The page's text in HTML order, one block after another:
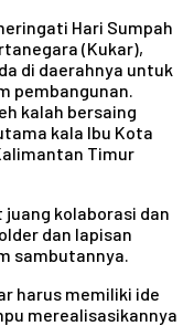
Hari Sumpah
(Kukar),
di daerahnya untuk
pembangunan.
kalah bersaing
kala Ibu Kota
Timur
kolaborasi dan
dan lapisan
sambutannya.
harus memiliki ide
merealisasikannya